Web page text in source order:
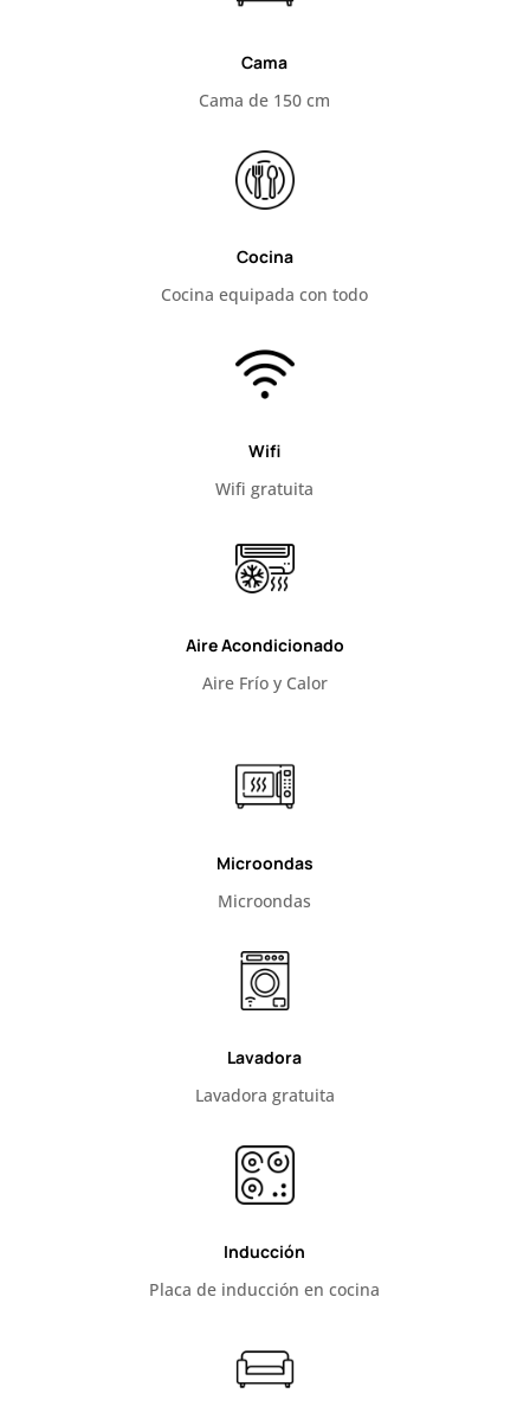
Cama
Cama de 150 cm
Cocina
Cocina equipada con todo
Wifi
Wifi gratuita
Aire Acondicionado
Aire Frío y Calor
Microondas
Microondas
Lavadora
Lavadora gratuita
Inducción
Placa de inducción en cocina